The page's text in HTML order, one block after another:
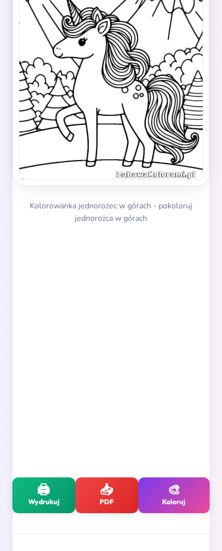
Kolorowanka jednorożec w górach - pokoloruj
jednorożca w górach
🖨️
Wydrukuj
📥
PDF
🎨
Koloruj